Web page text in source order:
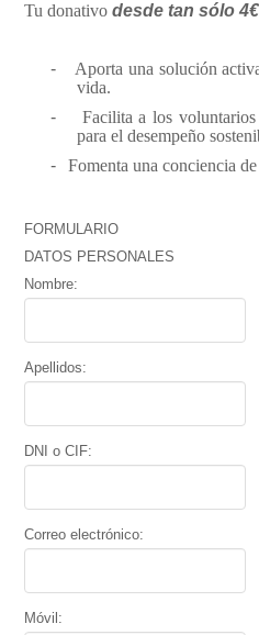
Tu donativodesde tan sólo
-
Aporta una solución
vida.
-
Facilita a los
para el desempeño
-
Fomenta una conciencia
FORMULARIO
DATOS PERSONALES
Nombre:
Apellidos:
DNI o CIF:
Correo electrónico:
Móvil: